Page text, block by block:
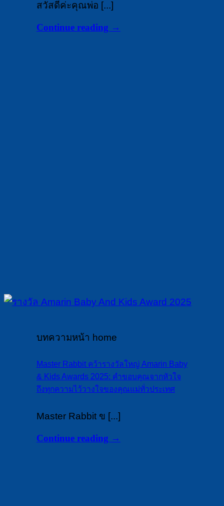
สวัสดีค่ะคุณพ่อ [...]
Continue reading →
บทความหน้า home
Master Rabbit คว้ารางวัลใหญ่ Amarin Baby
& Kids Awards 2025: คำขอบคุณจากหัวใจ
ถึงทุกความไว้วางใจของคุณแม่ทั่วประเทศ
Master Rabbit ข [...]
Continue reading →